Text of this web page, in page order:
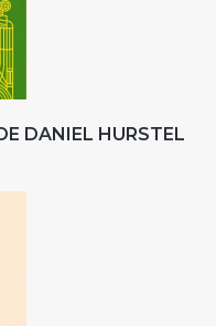
DANIEL HURSTEL